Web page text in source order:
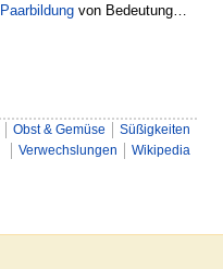
Paarbildung von Bedeutung…
Obst & Gemüse
Süßigkeiten
Verwechslungen
Wikipedia